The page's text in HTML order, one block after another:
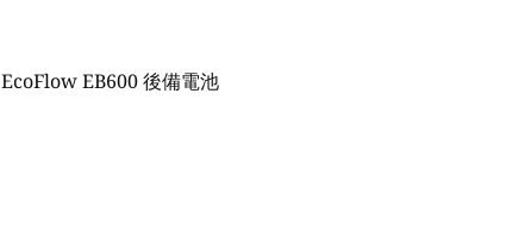
EcoFlow EB600 後備電池